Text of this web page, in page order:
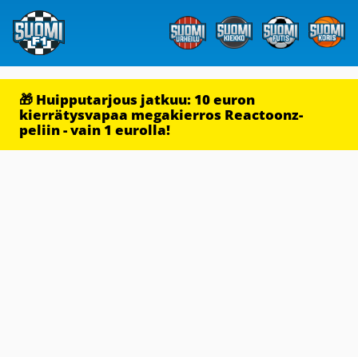
🎁 Huipputarjous jatkuu: 10 euron
kierrätysvapaa megakierros Reactoonz-
peliin - vain 1 eurolla!